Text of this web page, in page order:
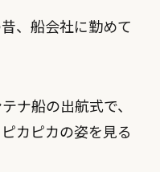
、船会社に勤めて
ナ船の出航式で、
カピカの姿を見る